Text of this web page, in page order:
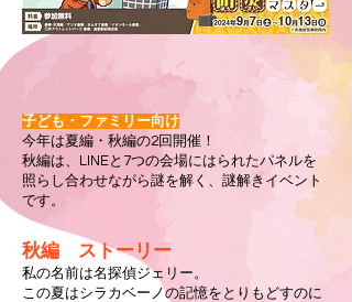
子ども・ファミリー向け
今年は夏編・秋編の2回開催！
秋編は、LINEと7つの会場にはられたパネルを
照らし合わせながら謎を解く、謎解きイベント
です。​
秋編 ストーリー
私の名前は名探偵ジェリー。
この夏はシラカベーノの記憶をとりもどすのに